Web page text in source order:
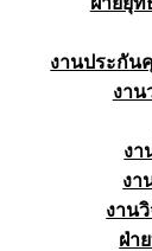
งานประกัน
งา
งา
งา
งาน
ฝ่า